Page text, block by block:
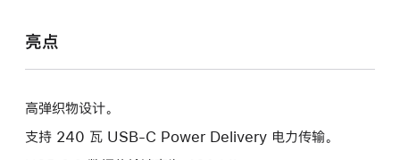
亮点
高弹织物设计。
支持 240 瓦 USB-C Power Delivery 电力传输。